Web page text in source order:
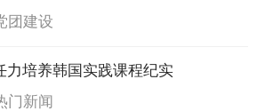
团建设
力培养韩国实践课程纪实
门新闻